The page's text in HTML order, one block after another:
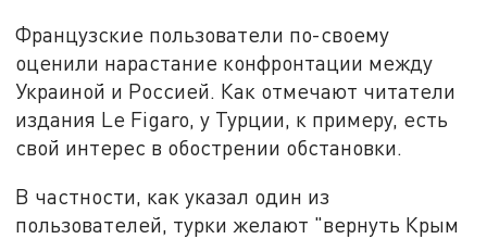
Французские пользователи по-своему
оценили нарастание конфронтации между
Украиной и Россией. Как отмечают читатели
издания Le Figaro, у Турции, к примеру, есть
свой интерес в обострении обстановки.
В частности, как указал один из
пользователей, турки желают "вернуть Крым